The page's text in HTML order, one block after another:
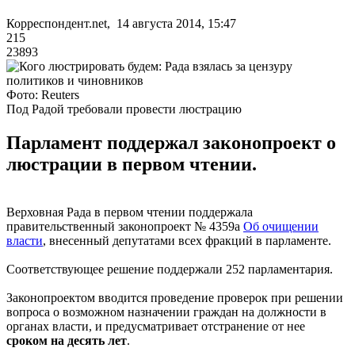
Корреспондент.net, 14 августа 2014, 15:47
215
23893
Фото: Reuters
Под Радой требовали провести люстрацию
Парламент поддержал законопроект о
люстрации в первом чтении.
Верховная Рада в первом чтении поддержала
правительственный законопроект № 4359а Об очищении
власти, внесенный депутатами всех фракций в парламенте.
Соответствующее решение поддержали 252 парламентария.
Законопроектом вводится проведение проверок при решении
вопроса о возможном назначении граждан на должности в
органах власти, и предусматривает отстранение от нее
сроком на десять лет.